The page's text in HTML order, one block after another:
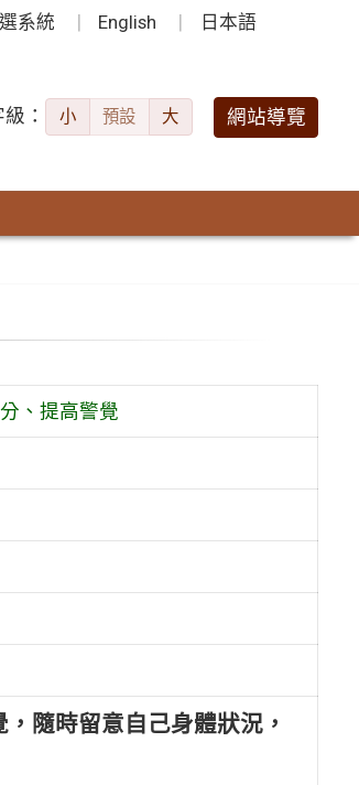
系統 English 日本語
： 小 預設 大 網站導覽
、提高警覺
隨時留意自己身體狀況，